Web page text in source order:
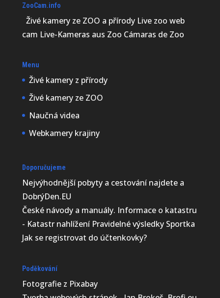
ZooCam.info
Živé kamery ze ZOO a přírody Live zoo web
cam Live-Kameras aus Zoo Cámaras de Zoo
Menu
Živé kamery z přírody
Živé kamery ze ZOO
Naučná videa
Webkamery krajiny
Doporučujeme
Nejvýhodnější pobyty a cestování najdete a
DobrýDen.EU
České návodya manuály. Informace o katastru
- Katastr nahlíženíPravidelné výsledky Sportka
Jak se registrovat do účtenkovky?
Poděkování
Fotografie z Pixabay